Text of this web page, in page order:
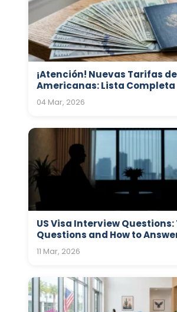
¡Atención! Nuevas Tarifas
Americanas: Lista Completa
04 Mar, 2026
US Visa Interview Questions:
Questions and How to
11 Mar, 2026